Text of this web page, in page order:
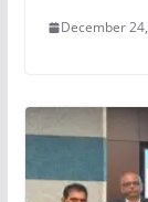
December